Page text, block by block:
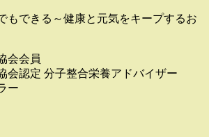
もできる～健康と元気をキープするお
会会員
会認定 分子整合栄養アドバイザー
ー